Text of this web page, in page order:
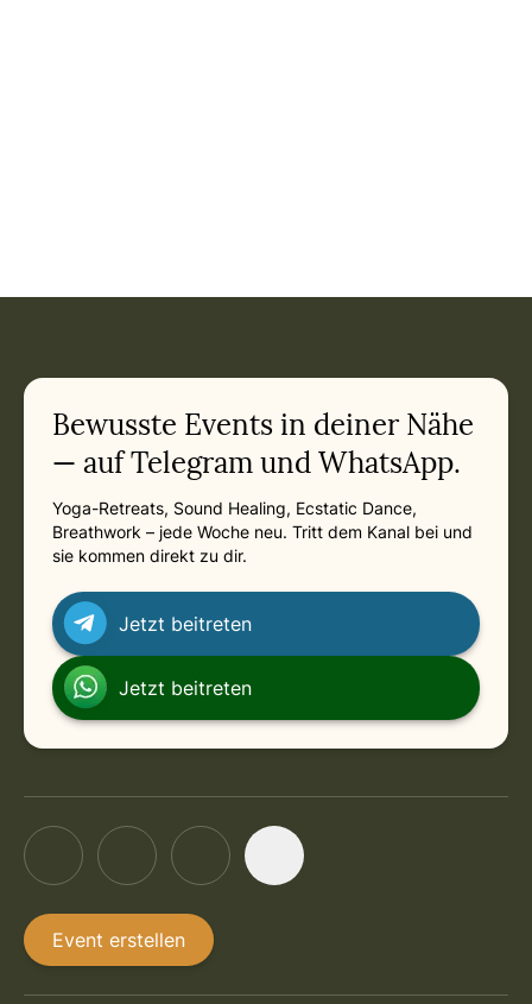
Bewusste Events in deiner Nähe
— auf Telegram und WhatsApp.
Yoga-Retreats, Sound Healing, Ecstatic Dance,
Breathwork – jede Woche neu. Tritt dem Kanal bei und
sie kommen direkt zu dir.
Jetzt beitreten
Jetzt beitreten
Event erstellen